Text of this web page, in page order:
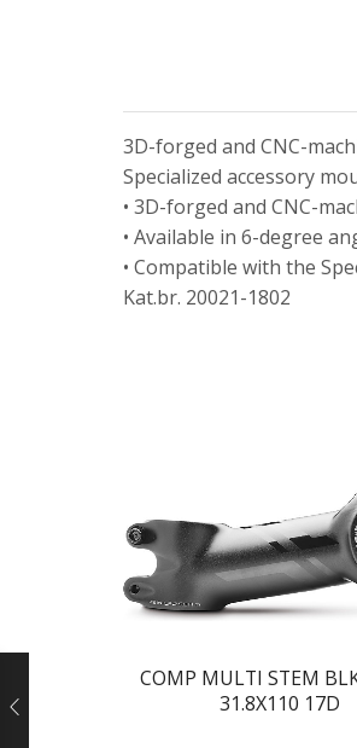
3D-forged and CNC-
Specialized accessory
• 3D-forged and CNC-
• Available in 6-degree
• Compatible with the
Kat.br. 20021-1802
COMP MULTI STEM
31.8X110 17D